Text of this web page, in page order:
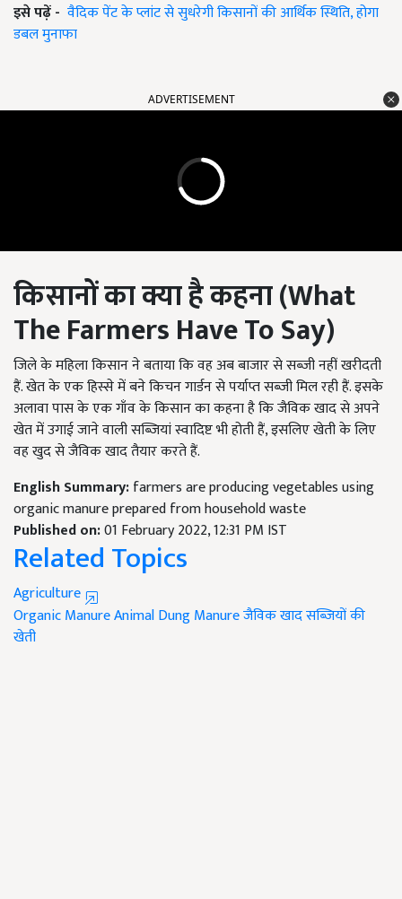
इसे पढ़ें - वैदिक पेंट के प्लांट से सुधरेगी किसानों की आर्थिक स्थिति, होगा
डबल मुनाफा
ADVERTISEMENT
किसानों का क्या है कहना (What
The Farmers Have To Say)
जिले के महिला किसान ने बताया कि वह अब बाजार से सब्जी नहीं खरीदती
हैं. खेत के एक हिस्से में बने किचन गार्डन से पर्याप्त सब्जी मिल रही हैं. इसके
अलावा पास के एक गाँव के किसान का कहना है कि जैविक खाद से अपने
खेत में उगाई जाने वाली सब्जियां स्वादिष्ट भी होती हैं, इसलिए खेती के लिए
वह खुद से जैविक खाद तैयार करते हैं.
English Summary:farmers are producing vegetables using
organic manure prepared from household waste
Published on:01 February 2022, 12:31 PM IST
Related Topics
Agriculture
Organic ManureAnimal Dung Manureजैविक खादसब्जियों की
खेती